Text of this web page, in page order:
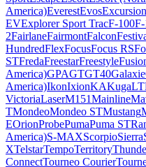
America)EverestEvosExcursion
EVExplorer Sport TracF-100
2FairlaneFairmontFalcon
HundredFlexFocusFocus RS
STFredaFreestarFreestyle
America)GPAGTGT40Galaxie
America)IkonIxionKAKuga
VictoriaLaserM151Mainline
TMondeoMondeo STMustang
EOrionProbePumaPuma ST
America)S-MAXScorpioSierra
XTelstarTempoTerritory
ConnectTourneo Courier